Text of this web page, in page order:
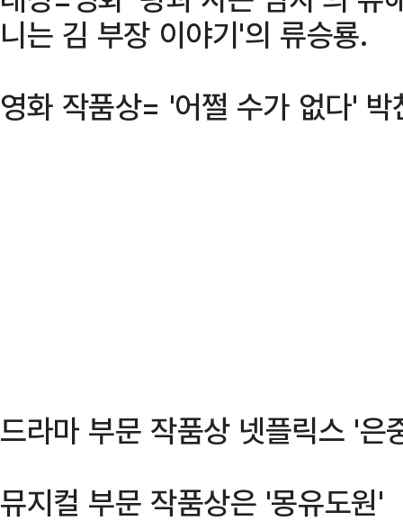
니는 김 부장 이야기'의 류승룡.
영화 작품상= '어쩔 수가 없다' 박
드라마 부문 작품상 넷플릭스 '은
뮤지컬 부문 작품상은 '몽유도원'